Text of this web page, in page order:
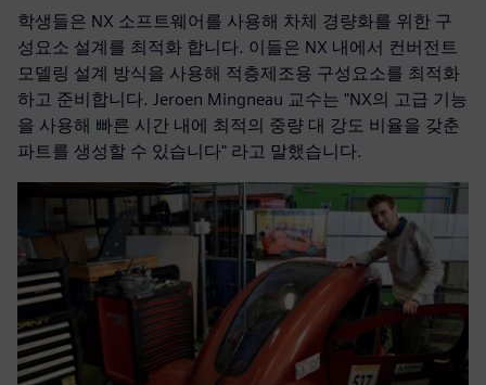
학생들은 NX 소프트웨어를 사용해 차체 경량화를 위한 구
성요소 설계를 최적화 합니다. 이들은 NX 내에서 컨버전트
모델링 설계 방식을 사용해 적층제조용 구성요소를 최적화
하고 준비합니다. Jeroen Mingneau 교수는 "NX의 고급 기능
을 사용해 빠른 시간 내에 최적의 중량 대 강도 비율을 갖춘
파트를 생성할 수 있습니다" 라고 말했습니다.